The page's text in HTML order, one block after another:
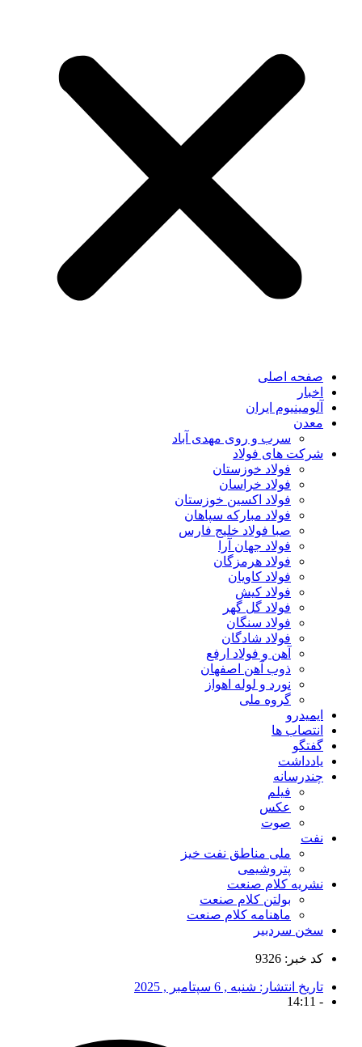
صفحه اصلی
اخبار
آلومینیوم ایران
معدن
سرب و روی مهدی آباد
شرکت های فولاد
فولاد خوزستان
فولاد خراسان
فولاد اکسین خوزستان
فولاد مبارکه سپاهان
صبا فولاد خلیج فارس
فولاد جهان آرا
فولاد هرمزگان
فولاد کاویان
فولاد کیش
فولاد گل گهر
فولاد سنگان
فولاد شادگان
آهن و فولاد ارفع
ذوب آهن اصفهان
نورد و لوله اهواز
گروه ملی
ایمیدرو
انتصاب ها
گفتگو
یادداشت
چندرسانه
فیلم
عکس
صوت
نفت
ملی مناطق نفت خیز
پتروشیمی
نشریه کلام صنعت
بولتن کلام صنعت
ماهنامه کلام صنعت
سخن سردبیر
کد خبر: 9326
تاریخ انتشار: شنبه , 6 سپتامبر , 2025
-
14:11